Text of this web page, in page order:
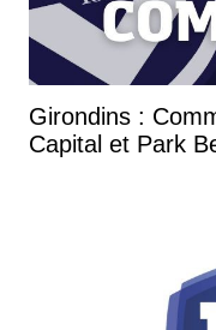
Girondins :
Capital et Park